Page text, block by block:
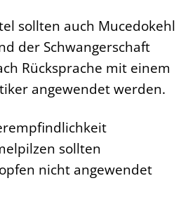
sollten auch Mucedokehl
der Schwangerschaft
Rücksprache mit einem
angewendet werden.
sollten
nicht angewendet